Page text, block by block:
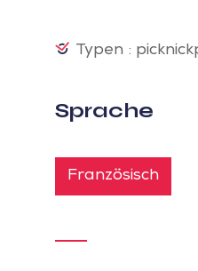
Typen :
Sprache
Französisch